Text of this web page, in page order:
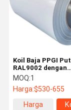
Koil Baja PPGI
RAL9002 dengan
Ketebalan 0.12-
untuk Atap dan
Konstruksi
MOQ:1
Harga:$530-655
Harga